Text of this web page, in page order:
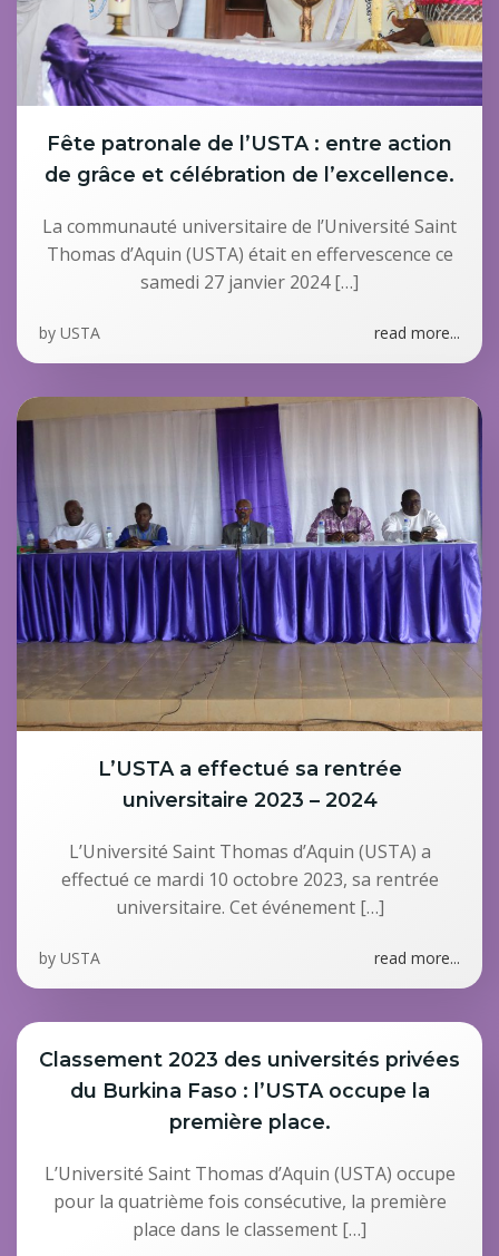
Fête patronale de l’USTA : entre action
de grâce et célébration de l’excellence.
La communauté universitaire de l’Université Saint
Thomas d’Aquin (USTA) était en effervescence ce
samedi 27 janvier 2024 […]
by USTA read more...
L’USTA a effectué sa rentrée
universitaire 2023 – 2024
L’Université Saint Thomas d’Aquin (USTA) a
effectué ce mardi 10 octobre 2023, sa rentrée
universitaire. Cet événement […]
by USTA read more...
Classement 2023 des universités privées
du Burkina Faso : l’USTA occupe la
première place.
L’Université Saint Thomas d’Aquin (USTA) occupe
pour la quatrième fois consécutive, la première
place dans le classement […]